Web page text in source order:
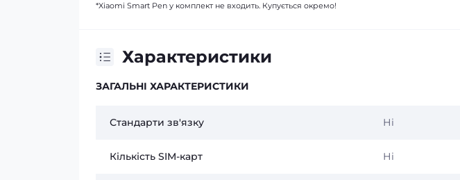
*Xiaomi Smart Pen у комплект не входить. Купується окремо!
Характеристики
ЗАГАЛЬНІ ХАРАКТЕРИСТИКИ
Стандарти зв'язку Ні
Кількість SIM-карт Ні